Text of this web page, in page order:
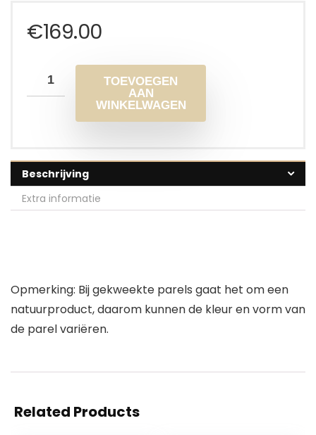
€169.00
TOEVOEGEN
AAN
WINKELWAGEN
Beschrijving
Extra informatie
Opmerking: Bij gekweekte parels gaat het om een
natuurproduct, daarom kunnen de kleur en vorm van
de parel variëren.
Related Products